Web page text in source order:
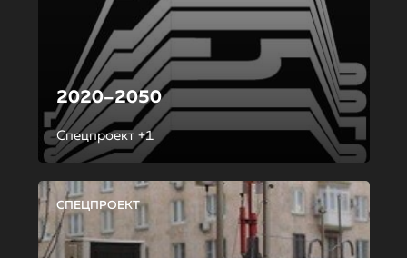
2020–2050
Спецпроект +1
СПЕЦПРОЕКТ